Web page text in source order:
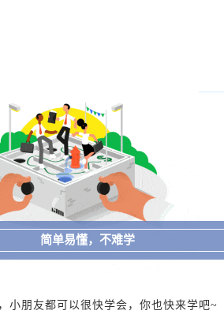
简单易懂，不难学
小朋友都可以很快学会，你也快来学吧~